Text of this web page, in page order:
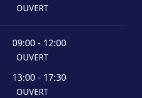
OUVERT
09:00 - 12:00
OUVERT
13:00 - 17:30
OUVERT